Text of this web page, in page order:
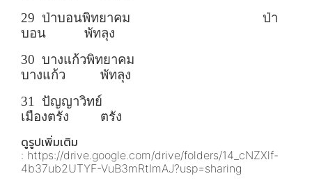
29 ป่าบอนพิทยาคม ป่า
บอน พัทลุง
30 บางแก้วพิทยาคม
บางแก้ว พัทลุง
31 ปัญญาวิทย์
เมืองตรัง ตรัง
ดูรูปเพิ่มเติม
: https://drive.google.com/drive/folders/14_cNZXlf-
4b37ub2UTYF-VuB3mRtImAJ?usp=sharing